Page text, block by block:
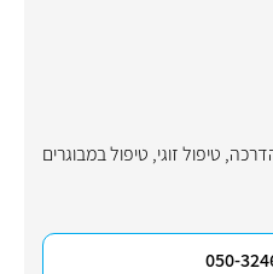
, טיפול זוגי, טיפול במבוגרים
050-